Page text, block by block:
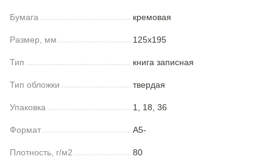
Бумага кремовая
Размер, мм 125x195
Тип книга записная
Тип обложки твердая
Упаковка 1, 18, 36
Формат A5-
Плотность, г/м2 80